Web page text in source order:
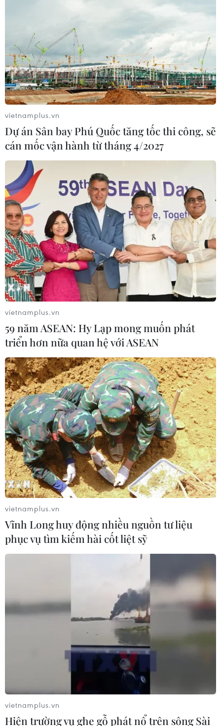
Thượng viện Mỹ thông qua luật ngân
sách tránh nguy cơ chính phủ đóng
cửa
Thượng viện Mỹ thông qua dự luật
08/08/2026 03:50
vietnamplus.vn
Dự án Sân bay Phú Quốc tăng tốc thi công, sẽ
cán mốc vận hành từ tháng 4/2027
vietnamplus.vn
59 năm ASEAN: Hy Lạp mong muốn phát
triển hơn nữa quan hệ với ASEAN
vietnamplus.vn
Vĩnh Long huy động nhiều nguồn tư liệu
phục vụ tìm kiếm hài cốt liệt sỹ
vietnamplus.vn
Hiện trường vụ ghe gỗ phát nổ trên sông Sài